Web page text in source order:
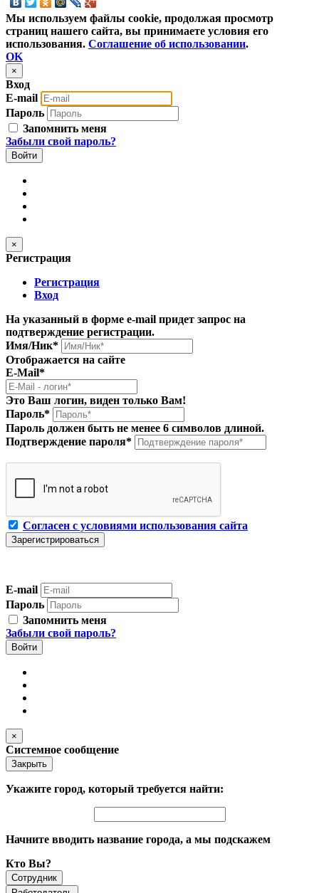
Мы используем файлы cookie, продолжая просмотр
страниц нашего сайта, вы принимаете условия его
использования. Соглашение об использовании.
OK
×
Вход
E-mail
Пароль
Запомнить меня
Забыли свой пароль?
×
Регистрация
Регистрация
Вход
На указанный в форме e-mail придет запрос на
подтверждение регистрации.
Имя/Ник*
Отображается на сайте
E-Mail*
Это Ваш логин, виден только Вам!
Пароль*
Пароль должен быть не менее 6 символов длиной.
Подтверждение пароля*
Согласен с условиями использования сайта
E-mail
Пароль
Запомнить меня
Забыли свой пароль?
×
Системное сообщение
Закрыть
Укажите город, который требуется найти:
Начните вводить название города, а мы подскажем
Кто Вы?
Сотрудник